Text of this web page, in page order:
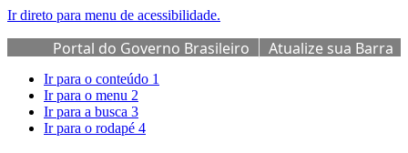
Ir direto para menu de acessibilidade.
Portal do Governo Brasileiro
Atualize sua Barra
de Governo
Ir para o conteúdo 1
Ir para o menu 2
Ir para a busca 3
Ir para o rodapé 4